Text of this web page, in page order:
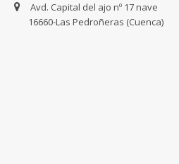
Avd. Capital del ajo nº 17 nave
16660-Las Pedroñeras (Cuenca)